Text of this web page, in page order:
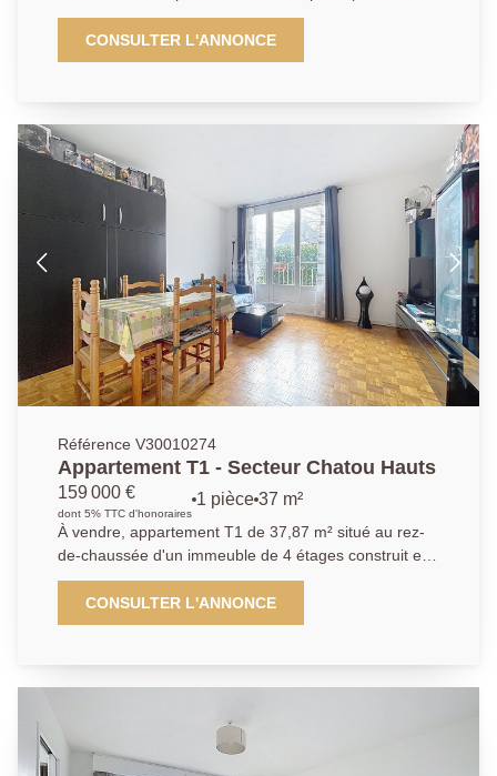
Cloud, T2 et M10) et des commodités, appartement
situé au calme et sans vis-à -vis, fonctionnel avec
rangements se compose d'une entrée, d'un grand
4.28m²et de toilettes séparées. Un cave complète ce
bien. Possibilité d'acquéreur un garage fermé en sus
du prix pour 25000€.
CONSULTER L'ANNONCE
Référence V30010274
Appartement T1 - Secteur Chatou Hauts
159 000 €
dont 5% TTC d'honoraires
1 pièce 37 m²
À vendre, appartement T1 de 37,87 m² situé au rez-
de-chaussée d'un immeuble de 4 étages construit en
1960, dans le secteur prisé de Chatou Hauts, exposé
à l'ouest. Ce bien sécurisé comprend une cuisine
indépendante, un séjour lumineux de 16,45 m², une
tout à l'égout. Une cave est également incluse.
L'immeuble dispose d'un gardien pour plus de
sécurité.
CONSULTER L'ANNONCE